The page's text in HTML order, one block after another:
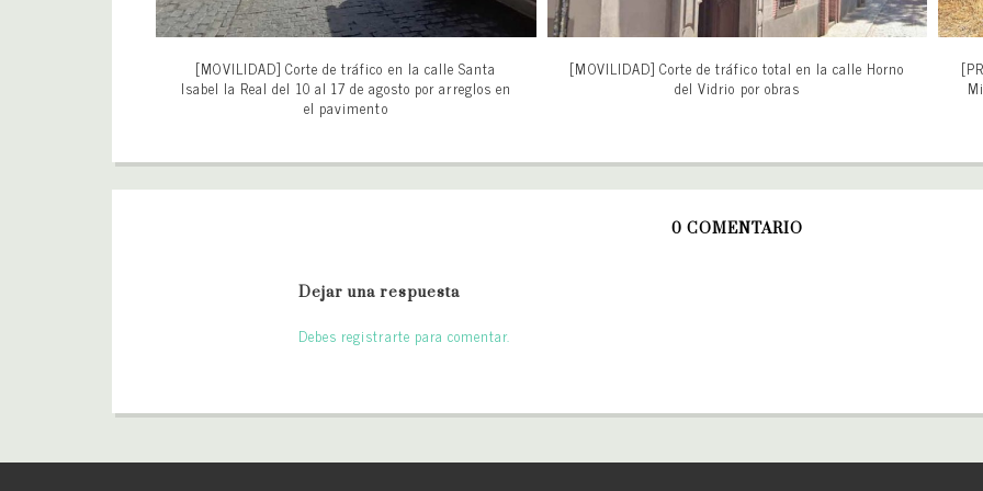
[MOVILIDAD] Corte de tráfico en la calle Santa
Isabel la Real del 10 al 17 de agosto por arreglos en
el pavimento
[MOVILIDAD] Corte de tráfico total en la calle Horno
del Vidrio por obras
0 COMENTARIO
Dejar una respuesta
Debes registrarte para comentar.